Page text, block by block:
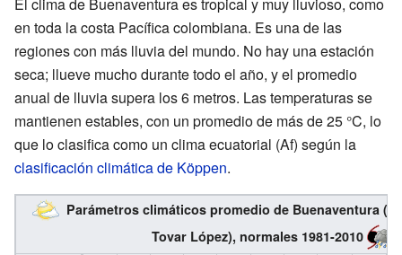
en toda la costa Pacífica colombiana. Es una de las
regiones con más lluvia del mundo. No hay una estación
seca; llueve mucho durante todo el año, y el promedio
anual de lluvia supera los 6 metros. Las temperaturas se
mantienen estables, con un promedio de más de 25 °C, lo
que lo clasifica como un clima ecuatorial (Af) según la
clasificación climática de Köppen.
Parámetros climáticos promedio de Buenaventura
Tovar López), normales 1981-2010